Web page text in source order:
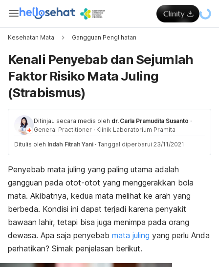
Kesehatan Mata Gangguan Penglihatan
Kenali Penyebab dan Sejumlah
Faktor Risiko Mata Juling
(Strabismus)
Ditinjau secara medis oleh dr. Carla Pramudita Susanto ·
General Practitioner · Klinik Laboratorium Pramita
Ditulis oleh Indah Fitrah Yani · Tanggal diperbarui 23/11/2021
Penyebab mata juling yang paling utama adalah
gangguan pada otot-otot yang menggerakkan bola
mata. Akibatnya, kedua mata melihat ke arah yang
berbeda. Kondisi ini dapat terjadi karena penyakit
bawaan lahir, tetapi bisa juga menimpa pada orang
dewasa. Apa saja penyebab mata juling yang perlu Anda
perhatikan? Simak penjelasan berikut.